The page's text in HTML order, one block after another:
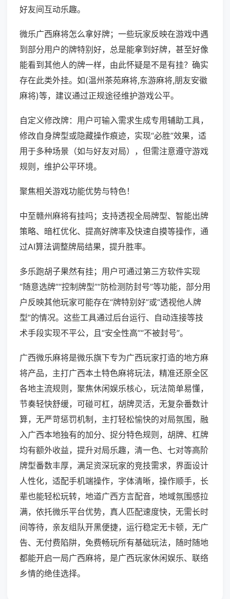
好友间互动乐趣。
微乐广西麻将怎么拿好牌；一些玩家反映在游戏中遇
到部分用户的牌特别好，总是能拿到好牌，甚至好像
能看到其他人的牌一样，由此怀疑是不是有挂？确实
存在此类外挂。如(温州茶苑麻将,东游麻将,朋友安徽
麻将)等，建议通过正规途径维护游戏公平。
自定义修改牌：用户可输入需求生成专用辅助工具，
修改自身牌型或隐藏操作痕迹，实现“必胜”效果，适
用于多种场景（如与好友对局），但需注意遵守游戏
规则，维护公平环境。
聚焦相关游戏功能优势与特色！
中至赣州麻将有挂吗；支持透视全局牌型、智能出牌
策略、暗杠优化、提高好牌率及快速自摸等操作，通
过AI算法调整牌局结果，提升胜率。
多乐跑胡子果然有挂；用户可通过第三方软件实现
“随意选牌”“控制牌型”“防检测防封号”等功能，部分用
户反映其他玩家可能存在“牌特别好”或“透视他人牌
型”的情况。这些工具通过后台运行、自动连接等技
术手段实现不平公，且“安全性高”“不被封号”。
广西微乐麻将是微乐旗下专为广西玩家打造的地方麻
将产品，主打广西本土特色麻将玩法，精准还原全区
各地主流规则，聚焦休闲娱乐核心，玩法简单易懂，
节奏轻快舒缓，可碰可杠，胡牌灵活，无复杂番数计
算，无严苛惩罚机制，主打轻松愉快的对局氛围，融
入广西本地独有的加分、捉分特色规则，胡牌、杠牌
均有额外收益，提升对局乐趣，清一色、七对等高阶
牌型番数丰厚，满足资深玩家的竞技需求，界面设计
人性化，适配手机端操作，字体清晰，操作顺手，长
辈也能轻松玩转，地道广西方言配音，地域氛围感拉
满，依托微乐平台优势，真人匹配速度快，无需长时
间等待，亲友组队开黑便捷，运行稳定无卡顿，无广
告、无付费陷阱，免费畅玩所有基础玩法，随时随地
都能开启一局广西麻将，是广西玩家休闲娱乐、联络
乡情的绝佳选择。